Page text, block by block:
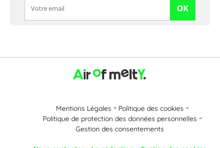
OK
Mentions Légales
Politique des cookies
Politique de protection des données personnelles
Gestion des consentements